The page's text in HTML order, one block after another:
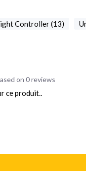
Controller (13)
on 0 reviews
ce produit..